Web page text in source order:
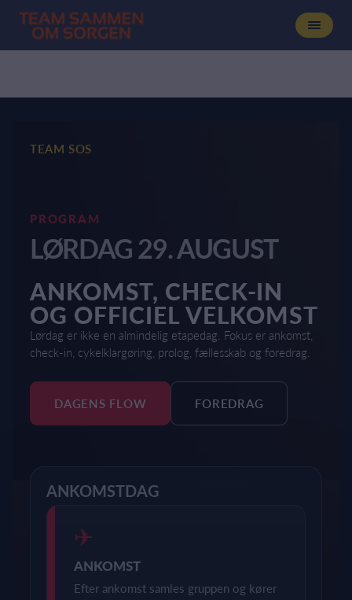
TEAM SOS
PROGRAM
LØRDAG 29. AUGUST
ANKOMST, CHECK-IN
OG OFFICIEL VELKOMST
Lørdag er ikke en almindelig etapedag. Fokus er ankomst,
check-in, cykelklargøring, prolog, fællesskab og foredrag.
DAGENS FLOW FOREDRAG
ANKOMSTDAG
✈
ANKOMST
Efter ankomst samles gruppen og kører